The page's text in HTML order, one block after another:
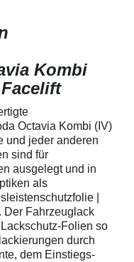
Kombi
Octavia Kombi (IV)
und jeder anderen
sind für
ausgelegt und in
als
|
Der Fahrzeuglack
Folien so
durch
dem Einstiegs-